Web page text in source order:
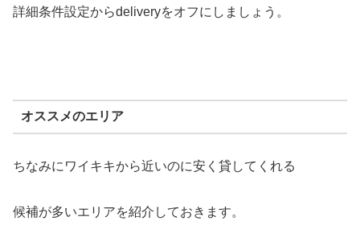
詳細条件設定からdeliveryをオフにしましょう。
オススメのエリア
ちなみにワイキキから近いのに安く貸してくれる
候補が多いエリアを紹介しておきます。